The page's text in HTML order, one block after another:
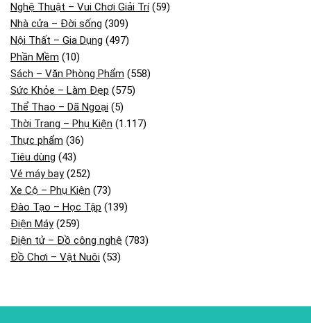
Nghệ Thuật – Vui Chơi Giải Trí(59)
Nhà cửa – Đời sống (309)
Nội Thất – Gia Dụng (497)
Phần Mềm (10)
Sách – Văn Phòng Phẩm (558)
Sức Khỏe – Làm Đẹp (575)
Thể Thao – Dã Ngoại (5)
Thời Trang – Phụ Kiện (1.117)
Thực phẩm (36)
Tiêu dùng (43)
Vé máy bay(252)
Xe Cộ – Phụ Kiện (73)
Đào Tạo – Học Tập (139)
Điện Máy(259)
Điện tử – Đồ công nghệ (783)
Đồ Chơi – Vật Nuôi (53)